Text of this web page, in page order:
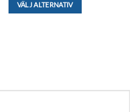
VÄLJ ALTERNATIV